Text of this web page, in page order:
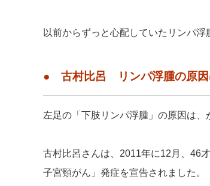
以前からずっと心配していたリンパ浮
● 古村比呂 リンパ浮腫の原因
左足の「下肢リンパ浮腫」の原因は、
古村比呂さんは、2011年に12月、46
子宮頸がん」発症を宣告されました。